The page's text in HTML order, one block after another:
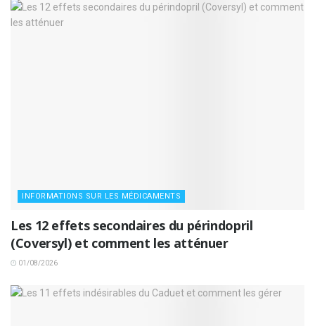
INFORMATIONS SUR LES MÉDICAMENTS
Les 12 effets secondaires du périndopril
(Coversyl) et comment les atténuer
01/08/2026